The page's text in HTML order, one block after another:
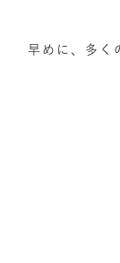
早めに、多く